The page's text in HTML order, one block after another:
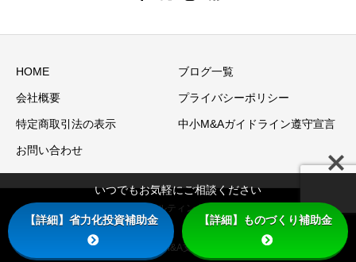
HOME ブログ一覧
会社概要 プライバシーポリシー
特定商取引法の表示 中小M&Aガイドライン遵守宣言
お問い合わせ
Copyright © アアルコンサルティングオフィス（アアル株式会
社） -経営革新等支援機関、M&A支援機関- All Rights Reserved.
いつでもお気軽にご相談ください
【詳細】省力化投資補助金 【詳細】ものづくり補助金